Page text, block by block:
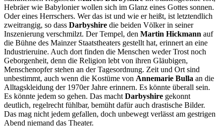
Hebräer wie Babylonier wollen sich im Glanz eines Gottes sonnen.
Oder eines Herrschers. Wer das ist und wie er heißt, ist letztendlich
zweitrangig, so dass Darbyshire die beiden Völker in seiner
Inszenierung verschmilzt. Der Tempel, den Martin Hickmann auf
die Bühne des Mainzer Staatstheaters gestellt hat, erinnert an eine
Industrieruine. Auch dort finden die Menschen weder Trost noch
Geborgenheit, denn die Religion lebt von ihren Gläubigen,
Menschenopfer stehen an der Tagesordnung. Zeit und Ort sind
unbestimmt, auch wenn die Kostüme von Annemarie Bulla an die
Alltagskleidung der 1970er Jahre erinnern. Es könnte überall sein.
Es könnte jedem so gehen. Das macht Darbyshire gekonnt
deutlich, regelrecht fühlbar, bemüht dafür auch drastische Bilder.
Das mag nicht jedem gefallen, doch unbewegt verlässt am gestrigen
Abend niemand das Theater.